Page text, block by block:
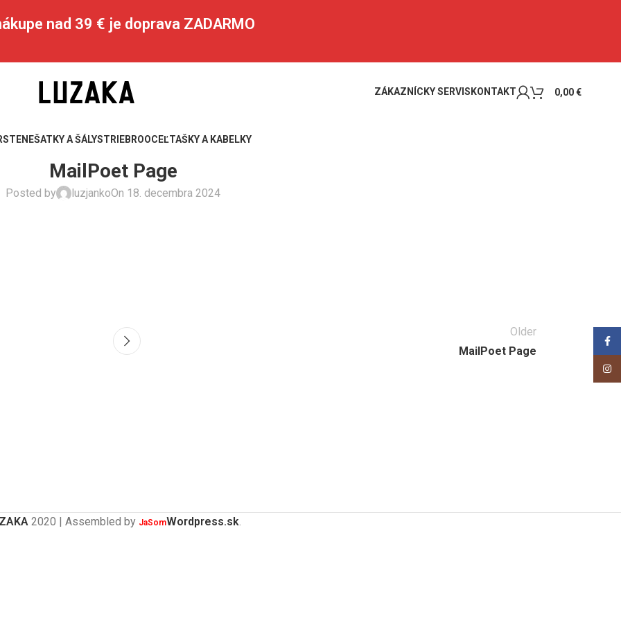
nad 39 € je doprava ZADARMO
ZÁKAZNÍCKY SERVIS KONTAKT 0,00€
ŠATKY A ŠÁLYSTRIEBROOCEĽTAŠKY A KABELKY
MailPoet Page
Posted by luzjankoOn 18. decembra 2024
Older
MailPoet Page
2020 | Assembled by JaSomWordpress.sk.